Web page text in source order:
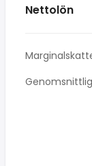
Nettolön